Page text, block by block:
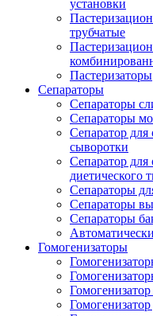
установки
трубчатые
Пастеризаторы
Сепараторы
Сепараторы
Сепараторы
Сепаратор
сыворотки
Сепаратор для
диетического
Сепараторы
Сепараторы
Сепараторы
Гомогенизаторы
Гомогенизатор